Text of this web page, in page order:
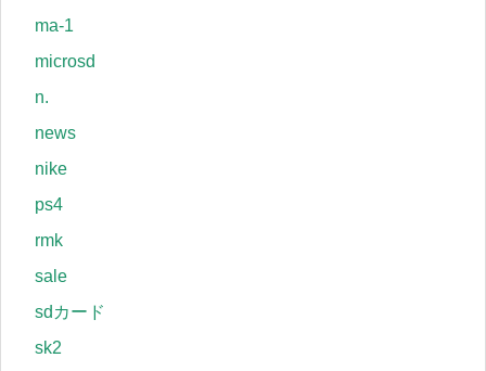
ma-1
microsd
n.
news
nike
ps4
rmk
sale
sdカード
sk2